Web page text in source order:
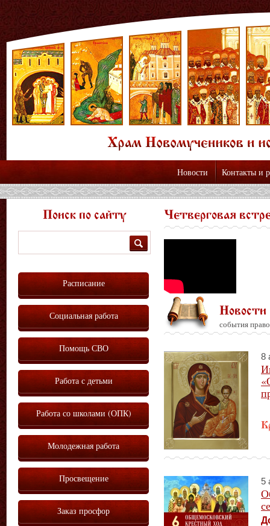
Новости Контакты и
Четверговая
Новости
события
8
5
Поиск по сайту
Расписание
Социальная работа
Помощь СВО
Работа с детьми
Работа со школами (ОПК)
Молодежная работа
Просвещение
Заказ просфор